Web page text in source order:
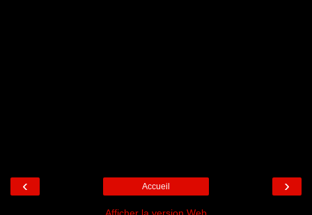
‹ ›
Accueil